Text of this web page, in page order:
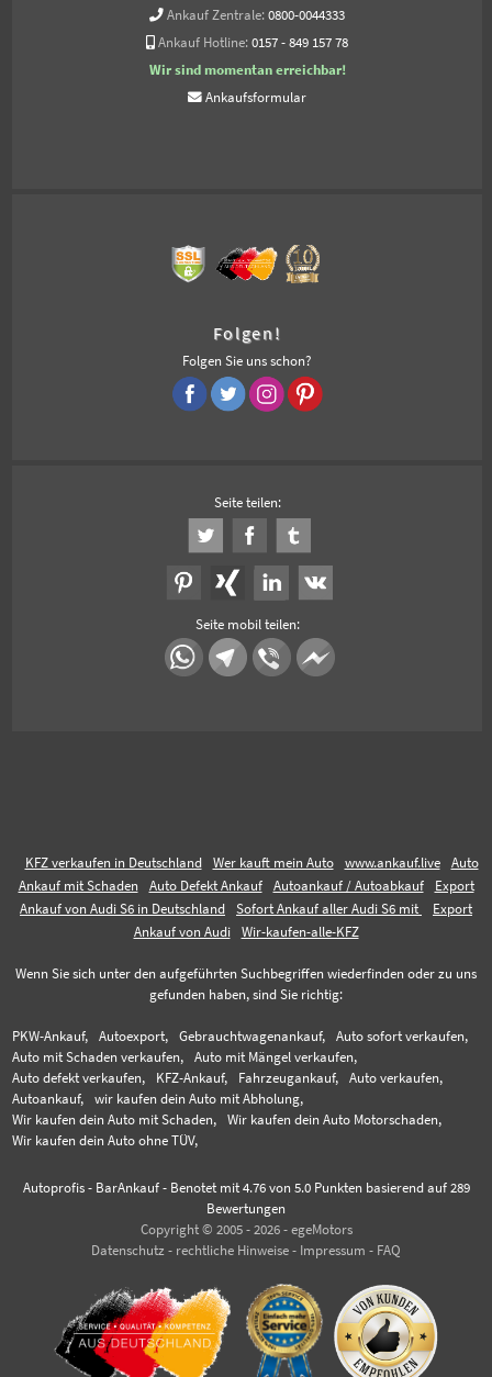
Ankauf Zentrale: 0800-0044333
Ankauf Hotline: 0157 - 849 157 78
Wir sind momentan erreichbar!
Ankaufsformular
Folgen!
Folgen Sie uns schon?
Seite teilen:
Seite mobil teilen:
KFZ verkaufen in Deutschland Wer kauft mein Auto www.ankauf.live
Auto
Ankauf mit Schaden
Auto Defekt Ankauf Autoankauf / Autoabkauf
Export
Ankauf von Audi S6 in Deutschland
Sofort Ankauf aller Audi S6 mit
Export
Ankauf von Audi
Wir-kaufen-alle-KFZ
Wenn Sie sich unter den aufgeführten Suchbegriffen wiederfinden oder zu uns
gefunden haben, sind Sie richtig:
PKW-Ankauf, Autoexport, Gebrauchtwagenankauf,
Auto sofort verkaufen,
Auto mit Schaden verkaufen,
Auto mit Mängel verkaufen,
Auto defekt verkaufen,
KFZ-Ankauf, Fahrzeugankauf,
Auto verkaufen,
Autoankauf,
wir kaufen dein Auto mit Abholung,
Wir kaufen dein Auto mit Schaden,
Wir kaufen dein Auto Motorschaden,
Wir kaufen dein Auto ohne TÜV,
Autoprofis - BarAnkauf- Benotet mit 4.76von 5.0 Punkten basierend auf 289
Bewertungen
Copyright © 2005 - 2026 - egeMotors
Datenschutz - rechtliche Hinweise - Impressum - FAQ